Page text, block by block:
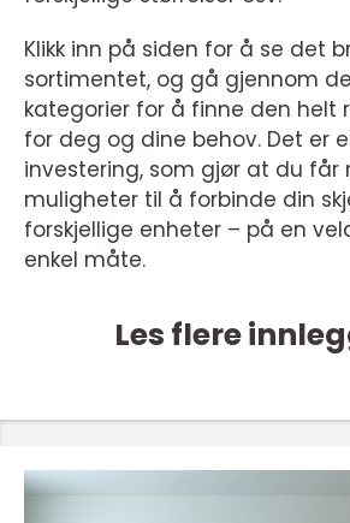
Klikk inn på siden for å se det
sortimentet, og gå gjennom
kategorier for å finne den helt
for deg og dine behov. Det er
investering, som gjør at du får
muligheter til å forbinde din
forskjellige enheter – på en
enkel måte.
Les flere